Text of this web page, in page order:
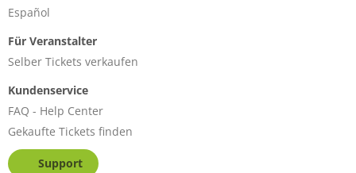
Español
Für Veranstalter
Selber Tickets verkaufen
Kundenservice
FAQ - Help Center
Gekaufte Tickets finden
Support